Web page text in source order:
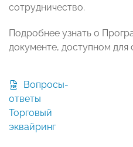
сотрудничество.
Подробнее узнать о
документе, доступном для
ответы
Торговый
эквайринг